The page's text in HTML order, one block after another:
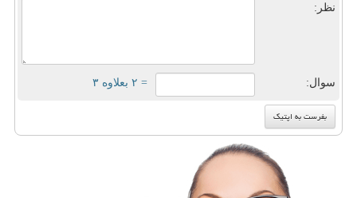
نظر:
سوال: = ۲ بعلاوه ۳